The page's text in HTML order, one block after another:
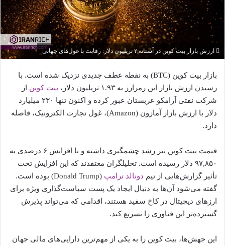
ارزش بازار بیت کوین در آستانه ۲ تریلیون دلار: رقابت با غول‌های جهانی
بازار بیت کوین (BTC) به نقطه عطف جدیدی نزدیک شده است. با
رسیدن ارزش بازار این رمزارز به ۱.۹۳ تریلیون دلار،
بیت کوین از
شرکت نفتی آرامکو عربستان عبور کرده و اکنون تنها ۲۳۰ میلیارد
دلار با ارزش بازار آمازون (Amazon)، غول تجارت الکترونیک، فاصله
دارد.
قیمت بیت کوین نیز رشد چشمگیری داشته و با افزایش ۶ درصدی به
۹۷,۸۵۰ دلار رسیده است. تحلیلگران معتقدند که این افزایش تحت
تأثیر گزارش‌هایی از تیم دونالد ترامپ
(Donald Trump) بوده است.
گفته می‌شود آن‌ها به دنبال ایجاد یک پست سیاست‌گذاری ویژه برای
ارزهای دیجیتال در کاخ سفید هستند، اقدامی که می‌تواند پذیرش
گسترده‌تر این فناوری را تسریع کند.
این جهش‌ها، بیت کوین را به یکی از مهم‌ترین دارایی‌های مالی جهان